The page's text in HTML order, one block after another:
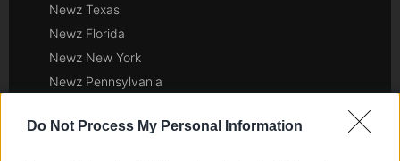
Do Not Process My Personal Information
Newz Texas
Newz Florida
Newz New York
Newz Pennsylvania
Newz Ohio